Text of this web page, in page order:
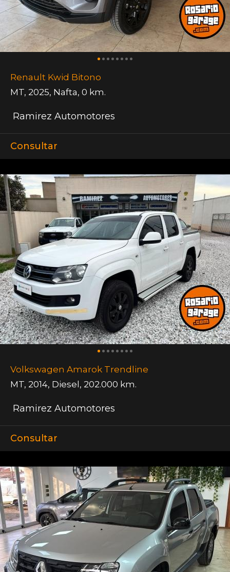
Renault Kwid Bitono
MT, 2025, Nafta, 0 km.
Ramirez Automotores
Consultar
Volkswagen Amarok Trendline
MT, 2014, Diesel , 202.000 km.
Ramirez Automotores
Consultar